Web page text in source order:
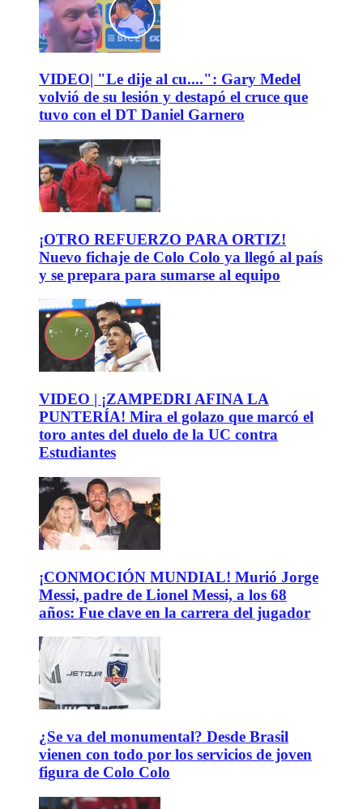
VIDEO| "Le dije al cu....": Gary Medel
volvió de su lesión y destapó el cruce que
tuvo con el DT Daniel Garnero
¡OTRO REFUERZO PARA ORTIZ!
Nuevo fichaje de Colo Colo ya llegó al país
y se prepara para sumarse al equipo
VIDEO | ¡ZAMPEDRI AFINA LA
PUNTERÍA! Mira el golazo que marcó el
toro antes del duelo de la UC contra
Estudiantes
¡CONMOCIÓN MUNDIAL! Murió Jorge
Messi, padre de Lionel Messi, a los 68
años: Fue clave en la carrera del jugador
¿Se va del monumental? Desde Brasil
vienen con todo por los servicios de joven
figura de Colo Colo